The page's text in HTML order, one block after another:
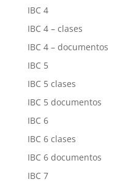
IBC 4
IBC 4 – clases
IBC 4 – documentos
IBC 5
IBC 5 clases
IBC 5 documentos
IBC 6
IBC 6 clases
IBC 6 documentos
IBC 7